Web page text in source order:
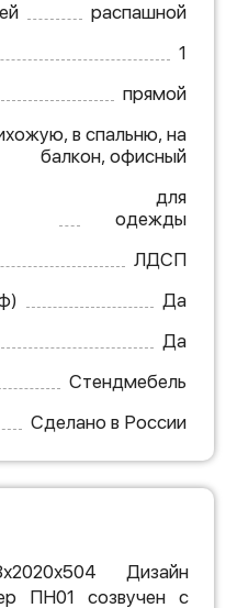
распашной
1
прямой
в спальню, на
балкон, офисный
для
одежды
ЛДСП
Да
Да
Стендмебель
Сделано в России
Дизайн
ПН01 созвучен с